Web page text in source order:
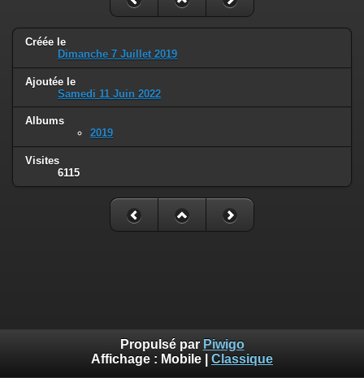
Créée le
Dimanche 7 Juillet 2019
Ajoutée le
Samedi 11 Juin 2022
Albums
2019
Visites
6115
Propulsé par Piwigo
Affichage : Mobile Classique